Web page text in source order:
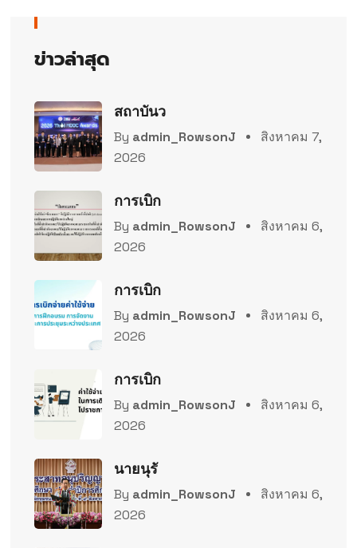
ข่าวล่าสุด
สถาบันว
By admin_RowsonJ
สิงหาคม 7,
2026
การเบิก
By admin_RowsonJ
สิงหาคม 6,
2026
การเบิก
By admin_RowsonJ
สิงหาคม 6,
2026
การเบิก
By admin_RowsonJ
สิงหาคม 6,
2026
นายนุรั
By admin_RowsonJ
สิงหาคม 6,
2026